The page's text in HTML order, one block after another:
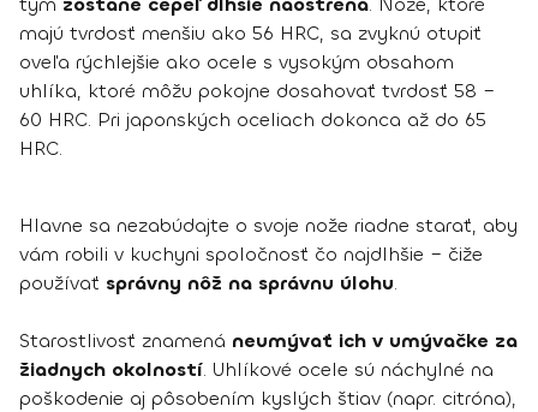
majú tvrdosť menšiu ako 56 HRC, sa zvyknú otupiť
oveľa rýchlejšie ako ocele s vysokým obsahom
uhlíka, ktoré môžu pokojne dosahovať tvrdosť 58 –
60 HRC. Pri japonských oceliach dokonca až do 65
HRC.
Hlavne sa nezabúdajte o svoje nože riadne starať, aby
vám robili v kuchyni spoločnosť čo najdlhšie – čiže
používať správny nôž na správnu úlohu.
Starostlivosť znamená neumývať ich v umývačke za
žiadnych okolností. Uhlíkové ocele sú náchylné na
poškodenie aj pôsobením kyslých štiav (napr. citróna),